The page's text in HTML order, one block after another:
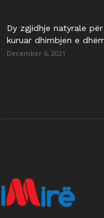
Dy zgjidhje natyrale
kuruar dhimbjen e
December 6, 2021